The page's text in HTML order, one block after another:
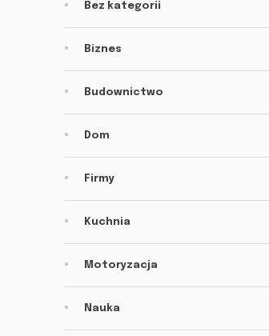
Bez kategorii
Biznes
Budownictwo
Dom
Firmy
Kuchnia
Motoryzacja
Nauka